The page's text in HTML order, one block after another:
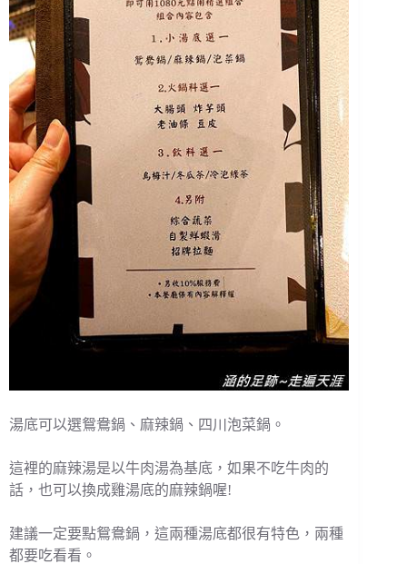
湯底可以選鴛鴦鍋、麻辣鍋、四川泡菜鍋。
這裡的麻辣湯是以牛肉湯為基底，如果不吃牛肉的
話，也可以換成雞湯底的麻辣鍋喔!
建議一定要點鴛鴦鍋，這兩種湯底都很有特色，兩種
都要吃看看。